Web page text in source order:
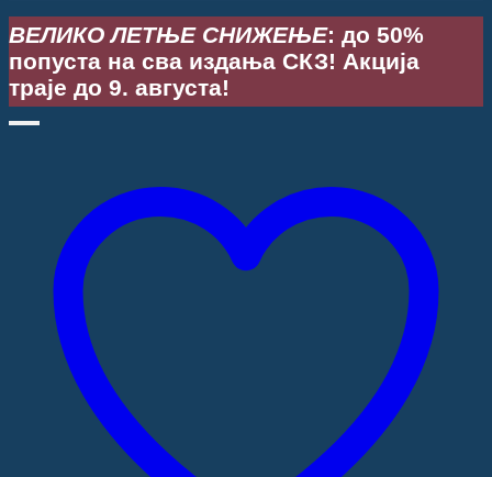
ВЕЛИКО ЛЕТЊЕ СНИЖЕЊЕ: до 50%
попуста на сва издања СКЗ! Акција
траје до 9. августа!